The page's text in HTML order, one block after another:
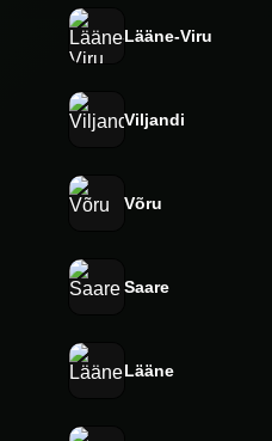
Lääne-Viru
Viljandi
Võru
Saare
Lääne